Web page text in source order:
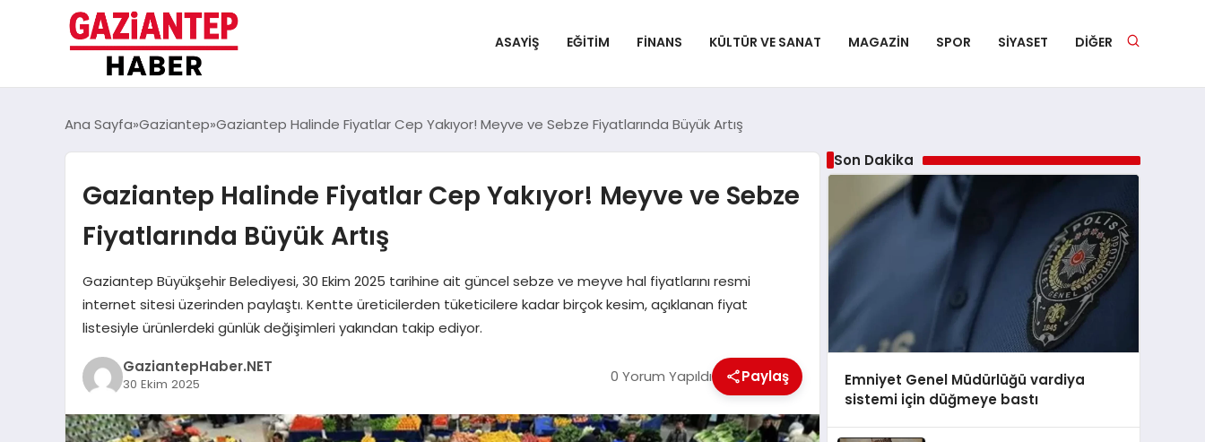
ASAYIŞ EĞITIM FINANS KÜLTÜR VE SANAT MAGAZIN SPOR SIYASET DIĞER
Ana Sayfa Gaziantep Gaziantep Halinde Fiyatlar Cep Yakıyor! Meyve ve Sebze Fiyatlarında Büyük Artış
Gaziantep Halinde Fiyatlar Cep Yakıyor! Meyve ve Sebze
Fiyatlarında Büyük Artış
Gaziantep Büyükşehir Belediyesi, 30 Ekim 2025 tarihine ait güncel sebze ve meyve hal fiyatlarını resmi
internet sitesi üzerinden paylaştı. Kentte üreticilerden tüketicilere kadar birçok kesim, açıklanan fiyat
listesiyle ürünlerdeki günlük değişimleri yakından takip ediyor.
GaziantepHaber.NET
30 Ekim 2025 0 Yorum Yapıldı Paylaş
Son Dakika
Emniyet Genel Müdürlüğü vardiya
sistemi için düğmeye bastı